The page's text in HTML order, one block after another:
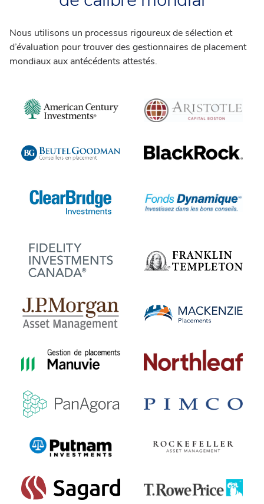
Nous utilisons un processus rigoureux de sélection et
d’évaluation pour trouver des gestionnaires de placement
mondiaux aux antécédents attestés.